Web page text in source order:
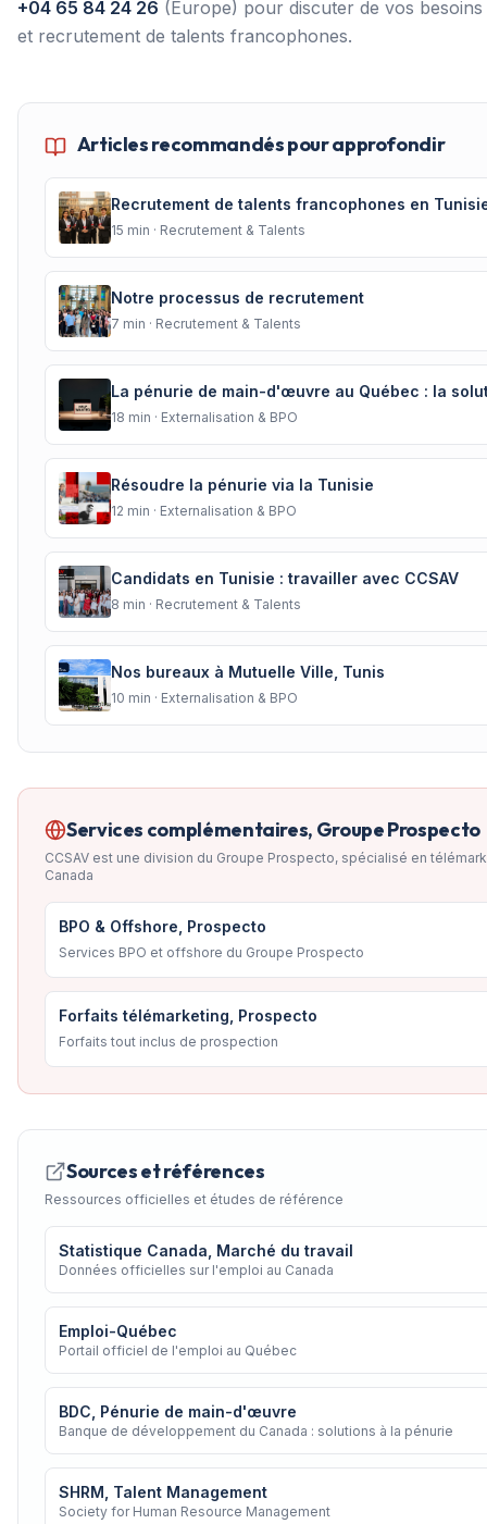
+04 65 84 24 26 (Europe) pour discuter de vos
et recrutement de talents francophones.
Articles recommandés pour approfondir
Recrutement de talents francophones en
15 min · Recrutement & Talents
Notre processus de recrutement
7 min · Recrutement & Talents
La pénurie de main-d'œuvre au Québec : la
18 min · Externalisation & BPO
Résoudre la pénurie via la Tunisie
12 min · Externalisation & BPO
Candidats en Tunisie : travailler avec CCSAV
8 min · Recrutement & Talents
Nos bureaux à Mutuelle Ville, Tunis
10 min · Externalisation & BPO
Services complémentaires, Groupe Prospecto
CCSAV est une division du Groupe Prospecto, spécialisé en
Canada
BPO & Offshore, Prospecto
Services BPO et offshore du Groupe Prospecto
Forfaits télémarketing, Prospecto
Forfaits tout inclus de prospection
Sources et références
Ressources officielles et études de référence
Statistique Canada, Marché du travail
Données officielles sur l'emploi au Canada
Emploi-Québec
Portail officiel de l'emploi au Québec
BDC, Pénurie de main-d'œuvre
Banque de développement du Canada : solutions à la pénurie
SHRM, Talent Management
Society for Human Resource Management